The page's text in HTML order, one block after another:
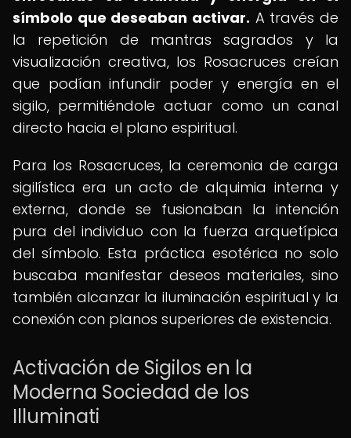
símbolo que deseaban activar. A través de
la repetición de mantras sagrados y la
visualización creativa, los Rosacruces creían
que podían infundir poder y energía en el
sigilo, permitiéndole actuar como un canal
directo hacia el plano espiritual.
Para los Rosacruces, la ceremonia de carga
sigilística era un acto de alquimia interna y
externa, donde se fusionaban la intención
pura del individuo con la fuerza arquetípica
del símbolo. Esta práctica esotérica no solo
buscaba manifestar deseos materiales, sino
también alcanzar la iluminación espiritual y la
conexión con planos superiores de existencia.
Activación de Sigilos en la
Moderna Sociedad de los
Illuminati